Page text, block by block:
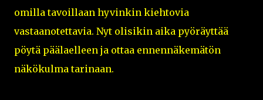
omilla tavoillaan hyvinkin kiehtovia
vastaanotettavia. Nyt olisikin aika pyöräyttää
pöytä päälaelleen ja ottaa ennennäkemätön
näkökulma tarinaan.